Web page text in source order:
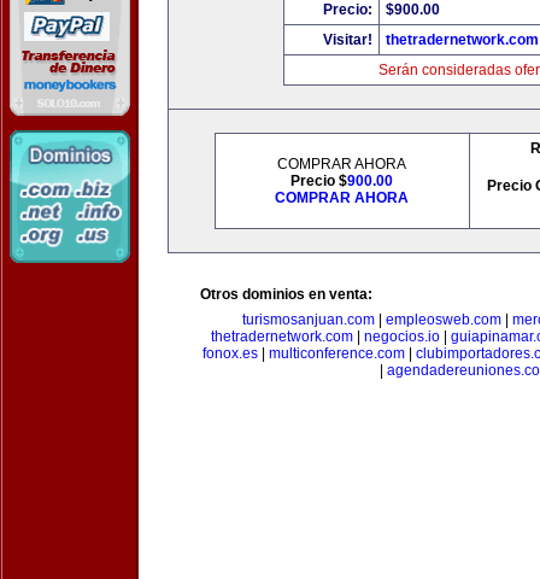
Precio:
$900.00
Visitar!
thetradernetwork.com
Serán consideradas
COMPRAR AHORA
Precio $900.00
COMPRAR AHORA
Precio
Otros dominios en venta:
turismosanjuan.com| empleosweb.com|
thetradernetwork.com
negocios.io
fonox.es| multiconference.com|